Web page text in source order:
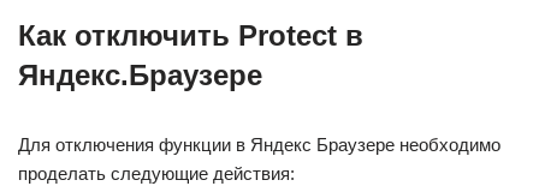
Как отключить Protect в
Яндекс.Браузере
Для отключения функции в Яндекс Браузере необходимо
проделать следующие действия: